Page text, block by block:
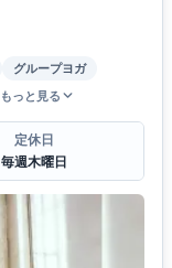
グループヨガ
もっと見る
定休日
毎週木曜日